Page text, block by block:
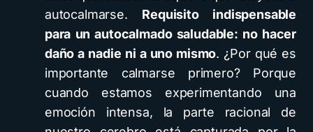
autocalmarse. Requisito indispensable
para un autocalmado saludable: no hacer
daño a nadie ni a uno mismo. ¿Por qué es
importante calmarse primero? Porque
cuando estamos experimentando una
emoción intensa, la parte racional de